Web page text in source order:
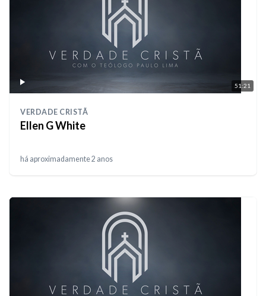
51:21
VERDADE CRISTÃ
Ellen G White
há aproximadamente 2 anos